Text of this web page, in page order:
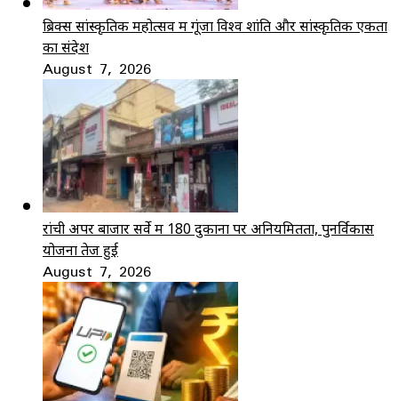
ब्रिक्स सांस्कृतिक महोत्सव में गूंजा विश्व शांति और सांस्कृतिक एकता
का संदेश
August 7, 2026
रांची अपर बाजार सर्वे में 180 दुकानों पर अनियमितता, पुनर्विकास
योजना तेज हुई
August 7, 2026